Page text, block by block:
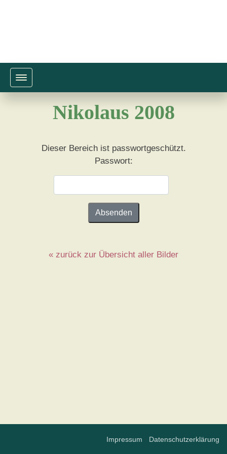
Toggle navigation
Nikolaus 2008
Dieser Bereich ist passwortgeschützt.
Passwort:
« zurück zur Übersicht aller Bilder
Impressum · Datenschutzerklärung